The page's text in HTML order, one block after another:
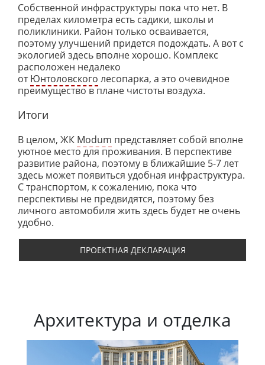
Собственной инфраструктуры пока что нет. В
пределах километра есть садики, школы и
поликлиники. Район только осваивается,
поэтому улучшений придется подождать. А вот с
экологией здесь вполне хорошо. Комплекс
расположен недалеко
отЮнтоловского лесопарка, а это очевидное
преимущество в плане чистоты воздуха.
Итоги
В целом, ЖК Modum представляет собой вполне
уютное место для проживания. В перспективе
развитие района, поэтому в ближайшие 5-7 лет
здесь может появиться удобная инфраструктура.
С транспортом, к сожалению, пока что
перспективы не предвидятся, поэтому без
личного автомобиля жить здесь будет не очень
удобно.
ПРОЕКТНАЯ ДЕКЛАРАЦИЯ
Архитектура и отделка